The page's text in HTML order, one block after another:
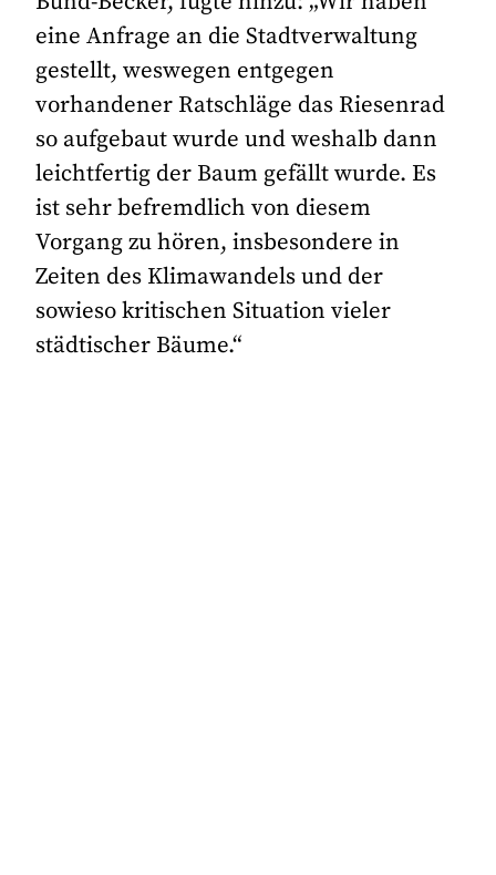
eine Anfrage an die Stadtverwaltung
gestellt, weswegen entgegen
vorhandener Ratschläge das Riesenrad
so aufgebaut wurde und weshalb dann
leichtfertig der Baum gefällt wurde. Es
ist sehr befremdlich von diesem
Vorgang zu hören, insbesondere in
Zeiten des Klimawandels und der
sowieso kritischen Situation vieler
städtischer Bäume.“